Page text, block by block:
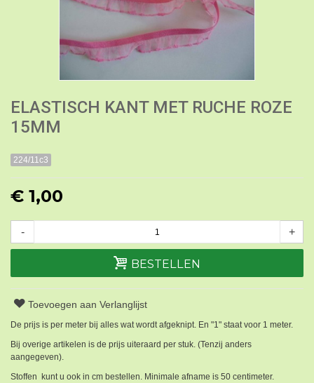
ELASTISCH KANT MET RUCHE ROZE
15MM
224/11c3
€ 1,00
- +
BESTELLEN
Toevoegen aan Verlanglijst
De prijs is per meter bij alles wat wordt afgeknipt. En "1" staat voor 1 meter.
Bij overige artikelen is de prijs uiteraard per stuk. (Tenzij anders
aangegeven).
Stoffen kunt u ook in cm bestellen. Minimale afname is 50 centimeter.